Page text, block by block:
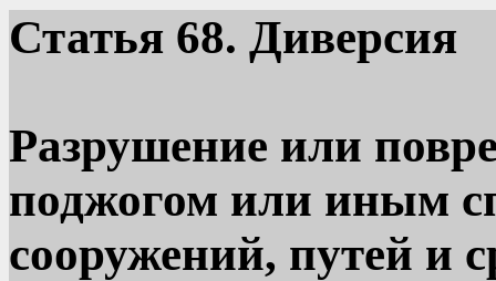
Статья 68. Диверсия
Разрушение или
поджогом или иным
сооружений, путей и